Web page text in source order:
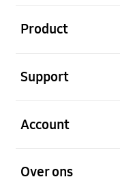
Product
Support
Account
Over ons